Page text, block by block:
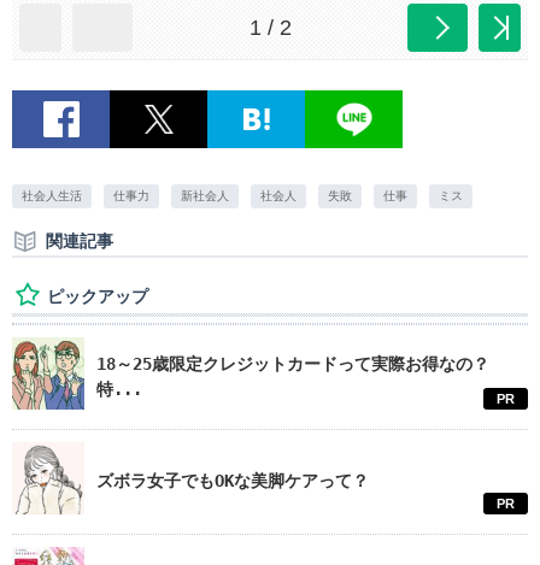
1 / 2
社会人生活 仕事力 新社会人 社会人 失敗 仕事 ミス
関連記事
ピックアップ
18～25歳限定クレジットカードって実際お得なの？
特...
PR
ズボラ女子でもOKな美脚ケアって？
PR